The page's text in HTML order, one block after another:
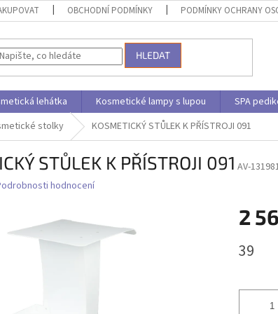
OBCHODNÍ PODMÍNKY PODMÍNKY OCHRANY
HLEDAT
lehátka Kosmetické lampy s lupou SPA
stolky KOSMETICKÝ STŮLEK K PŘÍSTROJI 091
STŮLEK K PŘÍSTROJI 091 AV-
hodnocení
2
cena:
39